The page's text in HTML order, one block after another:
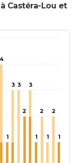
Castéra-Lou et
4
1
3 3
2
3
1
2
1
2
1